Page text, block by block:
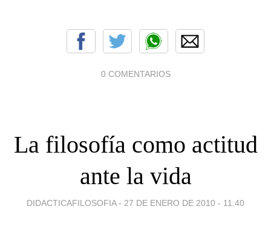
0 COMENTARIOS
La filosofía como actitud
ante la vida
DIDACTICAFILOSOFIA - 27 DE ENERO DE 2010 - 11:40